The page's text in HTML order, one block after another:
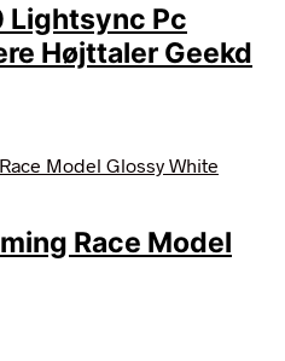
Lightsync Pc
Højttaler Geekd
Race Model